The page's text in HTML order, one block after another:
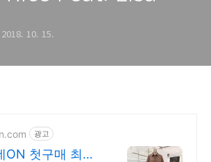
2018. 10. 15.
광고
ON 첫구매 최대